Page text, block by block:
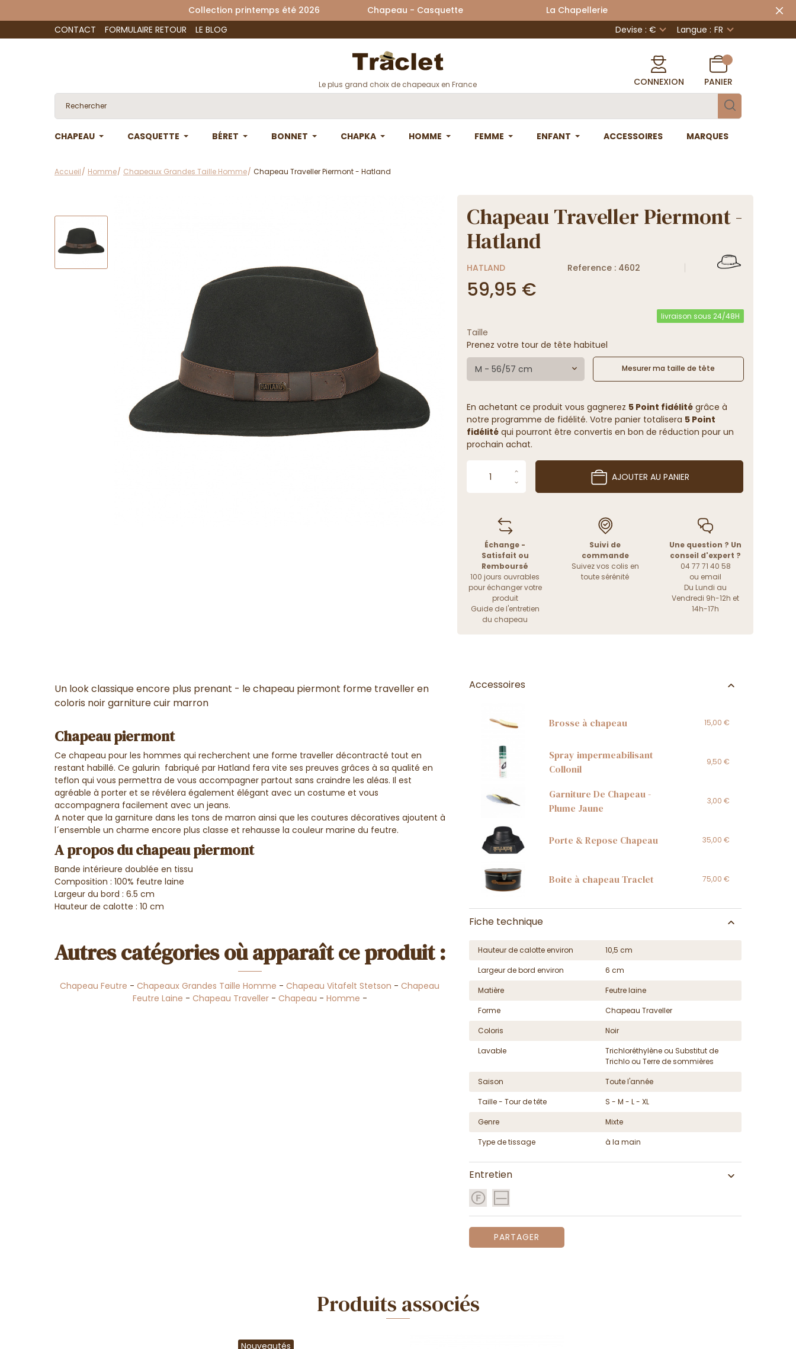
Collection printemps été 2026 Chapeau - Casquette La Chapellerie
CONTACT
FORMULAIRE RETOUR LE BLOG Devise : € Langue : FR
Le plus grand choix de chapeaux en France CONNEXION PANIER
CHAPEAU CASQUETTE BÉRET BONNET CHAPKA HOMME FEMME ENFANT ACCESSOIRES MARQUES
Accueil Homme Chapeaux Grandes Taille Homme Chapeau Traveller Piermont - Hatland
Chapeau Traveller Piermont -
Hatland
HATLAND Reference : 4602
59,95 €
livraison sous 24/48H
Taille
Prenez votre tour de tête habituel
M - 56/57 cm Mesurer ma taille de tête
En achetant ce produit vous gagnerez 5 Point fidélitégrâce à
notre programme de fidélité. Votre panier totalisera 5 Point
fidélitéqui pourront être convertis en bon de réduction pour un
prochain achat.
AJOUTER AU PANIER
Échange -
Satisfait ou
Remboursé
100 jours ouvrables
pour échanger votre
produit
Guide de l'entretien
du chapeau
Suivi de
commande
Suivez vos colis en
toute sérénité
Une question ? Un
conseil d'expert ?
04 77 71 40 58
ou email
Du Lundi au
Vendredi 9h-12h et
14h-17h
Un look classique encore plus prenant - le chapeau piermont forme traveller en
coloris noir garniture cuir marron
Chapeau piermont
Ce chapeau pour les hommes qui recherchent une forme traveller décontracté tout en
restant habillé. Ce galurin fabriqué par Hatland fera vite ses preuves grâces à sa qualité en
teflon qui vous permettra de vous accompagner partout sans craindre les aléas. Il est
agréable à porter et se révélera également élégant avec un costume et vous
accompagnera facilement avec un jeans.
A noter que la garniture dans les tons de marron ainsi que les coutures décoratives ajoutent à
l´ensemble un charme encore plus classe et rehausse la couleur marine du feutre.
A propos du chapeau piermont
Bande intérieure doublée en tissu
Composition : 100% feutre laine
Largeur du bord : 6.5 cm
Hauteur de calotte : 10 cm
Autres catégories où apparaît ce produit :
Chapeau Feutre -Chapeaux Grandes Taille Homme -Chapeau Vitafelt Stetson -Chapeau
Feutre Laine - Chapeau Traveller- Chapeau - Homme -
Accessoires
Brosse à chapeau 15,00 €
Spray impermeabilisant
Collonil
9,50 €
Garniture De Chapeau -
Plume Jaune
3,00 €
Porte & Repose Chapeau 35,00 €
Boite à chapeau Traclet 75,00 €
Fiche technique
Hauteur de calotte environ
10,5 cm
Largeur de bord environ
6 cm
Matière
Feutre laine
Forme
Chapeau Traveller
Coloris
Noir
Lavable
Trichloréthylène ou Substitut de
Trichlo ou Terre de sommières
Saison
Toute l'année
Taille - Tour de tête
S - M - L - XL
Genre
Mixte
Type de tissage
à la main
Entretien
PARTAGER
Produits associés
Nouveautés